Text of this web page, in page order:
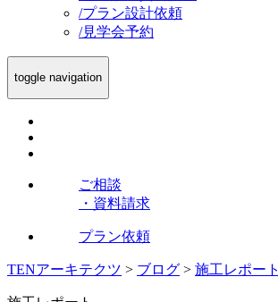
/プラン設計依頼
/見学会予約
toggle navigation
ご相談
・資料請求
プラン依頼
TENアーキテクツ > ブログ > 施工レポート